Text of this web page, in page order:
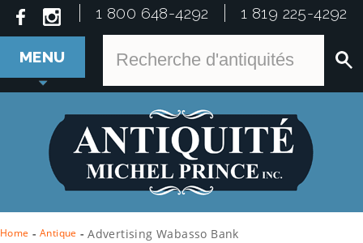
1 800 648-4292 1 819 225-4292
MENU
Home - Antique - Advertising Wabasso Bank